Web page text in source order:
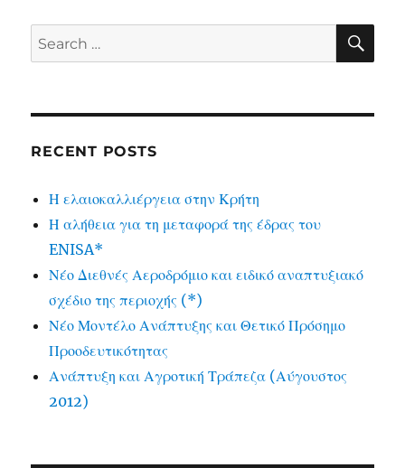
Search
for:
RECENT POSTS
Η ελαιοκαλλιέργεια στην Κρήτη
Η αλήθεια για τη μεταφορά της έδρας του
ENISA*
Νέο Διεθνές Αεροδρόμιο και ειδικό αναπτυξιακό
σχέδιο της περιοχής (*)
Νέο Μοντέλο Ανάπτυξης και Θετικό Πρόσημο
Προοδευτικότητας
Ανάπτυξη και Αγροτική Τράπεζα (Αύγουστος
2012)